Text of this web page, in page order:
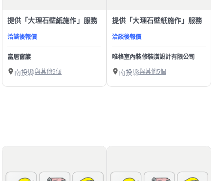
提供「大理石壁紙施作」服務
洽談後報價
富居窗簾
南投縣與其他9個
提供「大理石壁紙施作」服務
洽談後報價
唯格室內裝修裝潢設計有限公司
南投縣與其他5個